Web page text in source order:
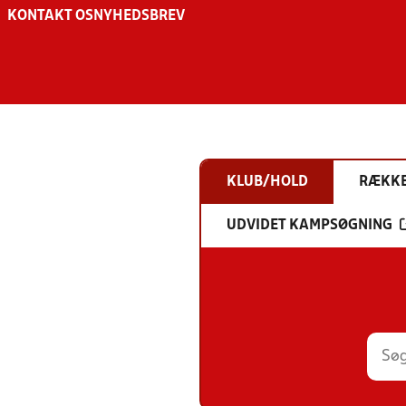
KONTAKT OS NYHEDSBREV
KLUB/HOLD
UDVIDET KAMPSØGNING